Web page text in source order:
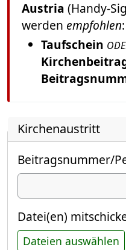
Austria (Handy-
werden empfohlen:
Taufschein
Kirchenaustritt
Beitragsnummer/
Datei(en)
Dateien auswählen